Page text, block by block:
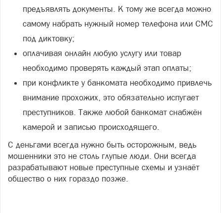
предъявлять документы. К тому же всегда можно
самому набрать нужный номер телефона или СМС
под диктовку;
оплачивая онлайн любую услугу или товар
необходимо проверять каждый этап оплаты;
при конфликте у банкомата необходимо привлечь
внимание прохожих, это обязательно испугает
преступников. Также любой банкомат снабжён
камерой и записью происходящего.
С деньгами всегда нужно быть осторожным, ведь
мошенники это не столь глупые люди. Они всегда
разрабатывают новые преступные схемы и узнаёт
общество о них гораздо позже.